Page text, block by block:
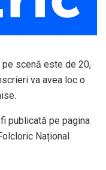
pe scenă este de 20,
va avea loc o
publicată pe pagina
Național